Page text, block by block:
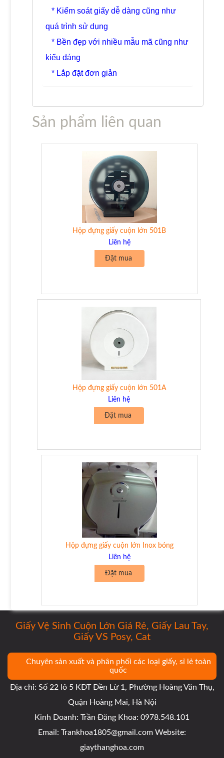
* Kiểm soát giấy dễ dàng cũng như
quá trình sử dụng
* Bền đẹp với nhiều mẫu mã cũng như
kiểu dáng
* Lắp đặt đơn giản
Sản phẩm liên quan
Hộp đựng giấy cuộn lớn 501B
Liên hệ
Đặt mua
Hộp đựng giấy cuộn lớn 501A
Liên hệ
Đặt mua
Hộp đựng giấy cuộn lớn Inox bóng
Liên hệ
Đặt mua
Giấy Vệ Sinh Cuộn Lớn Giá Rẻ, Giấy Lau Tay,
Giấy VS Posy, Cat
Chuyên sản xuất và phân phối các loại giấy, sỉ lẻ toàn
quốc
Địa chỉ: Số 22 lô 5 KĐT Đền Lừ 1, Phường Hoàng Văn Thụ,
Quận Hoàng Mai, Hà Nội
Kinh Doanh: Trần Đăng Khoa: 0978.548.101
Email: Trankhoa1805@gmail.com Website:
giaythanghoa.com